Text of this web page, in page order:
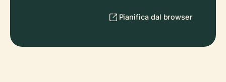
Pianifica dal browser